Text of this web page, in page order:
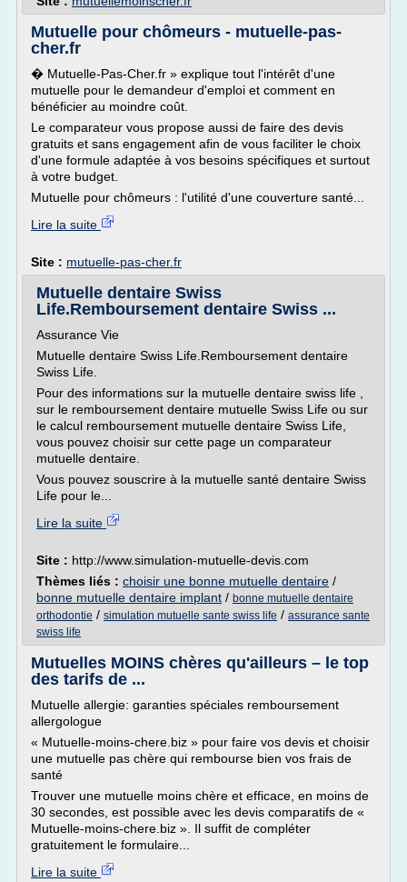
Mutuelle pour chômeurs - mutuelle-pas-
cher.fr
� Mutuelle-Pas-Cher.fr » explique tout l'intérêt d'une
mutuelle pour le demandeur d'emploi et comment en
bénéficier au moindre coût.
Le comparateur vous propose aussi de faire des devis
gratuits et sans engagement afin de vous faciliter le choix
d'une formule adaptée à vos besoins spécifiques et surtout
à votre budget.
Mutuelle pour chômeurs : l'utilité d'une couverture santé...
Lire la suite
Site : mutuelle-pas-cher.fr
Mutuelle dentaire Swiss
Life.Remboursement dentaire Swiss ...
Assurance Vie
Mutuelle dentaire Swiss Life.Remboursement dentaire
Swiss Life.
Pour des informations sur la mutuelle dentaire swiss life ,
sur le remboursement dentaire mutuelle Swiss Life ou sur
le calcul remboursement mutuelle dentaire Swiss Life,
vous pouvez choisir sur cette page un comparateur
mutuelle dentaire.
Vous pouvez souscrire à la mutuelle santé dentaire Swiss
Life pour le...
Lire la suite
Site : http://www.simulation-mutuelle-devis.com
Thèmes liés : choisir une bonne mutuelle dentaire /
bonne mutuelle dentaire implant / bonne mutuelle dentaire
orthodontie / simulation mutuelle sante swiss life / assurance sante
swiss life
Mutuelles MOINS chères qu'ailleurs – le top
des tarifs de ...
Mutuelle allergie: garanties spéciales remboursement
allergologue
« Mutuelle-moins-chere.biz » pour faire vos devis et choisir
une mutuelle pas chère qui rembourse bien vos frais de
santé
Trouver une mutuelle moins chère et efficace, en moins de
30 secondes, est possible avec les devis comparatifs de «
Mutuelle-moins-chere.biz ». Il suffit de compléter
gratuitement le formulaire...
Lire la suite